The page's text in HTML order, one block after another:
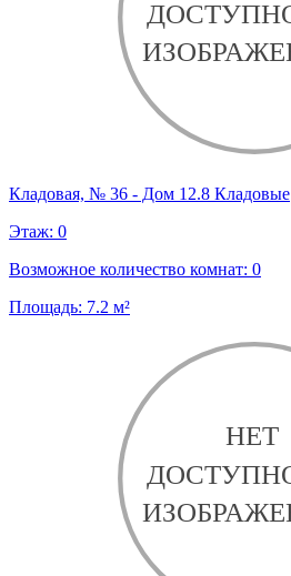
Кладовая, № 36 - Дом 12.8 Кладовые
Этаж: 0
Возможное количество комнат: 0
Площадь: 7.2 м²